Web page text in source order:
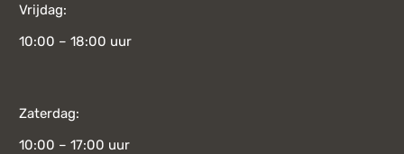
Vrijdag:
10:00 – 18:00 uur
Zaterdag:
10:00 – 17:00 uur